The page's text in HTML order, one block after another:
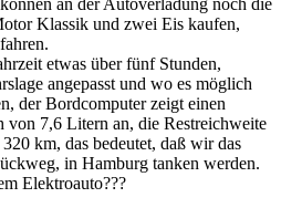
an der Autoverladung noch die
Klassik und zwei Eis kaufen,
etwas über fünf Stunden,
angepasst und wo es möglich
der Bordcomputer zeigt einen
von 7,6 Litern an, die Restreichweite
km, das bedeutet, daß wir das
in Hamburg tanken werden.
Elektroauto???